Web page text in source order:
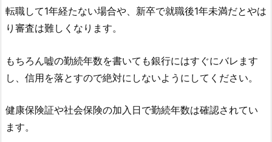
転職して1年経たない場合や、新卒で就職後1年未満だとやは
り審査は難しくなります。
もちろん嘘の勤続年数を書いても銀行にはすぐにバレます
し、信用を落とすので絶対にしないようにしてください。
健康保険証や社会保険の加入日で勤続年数は確認されてい
ます。